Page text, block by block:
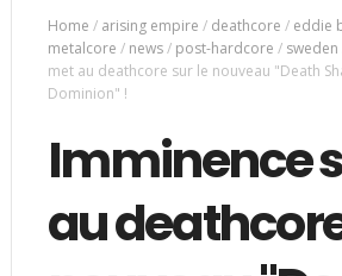
Home / arising empire / deathcore / eddie
metalcore / news/ post-hardcore / sweden
met au deathcore sur le nouveau "Death
Dominion" !
Imminence
au